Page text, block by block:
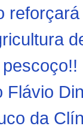
Flávio
da